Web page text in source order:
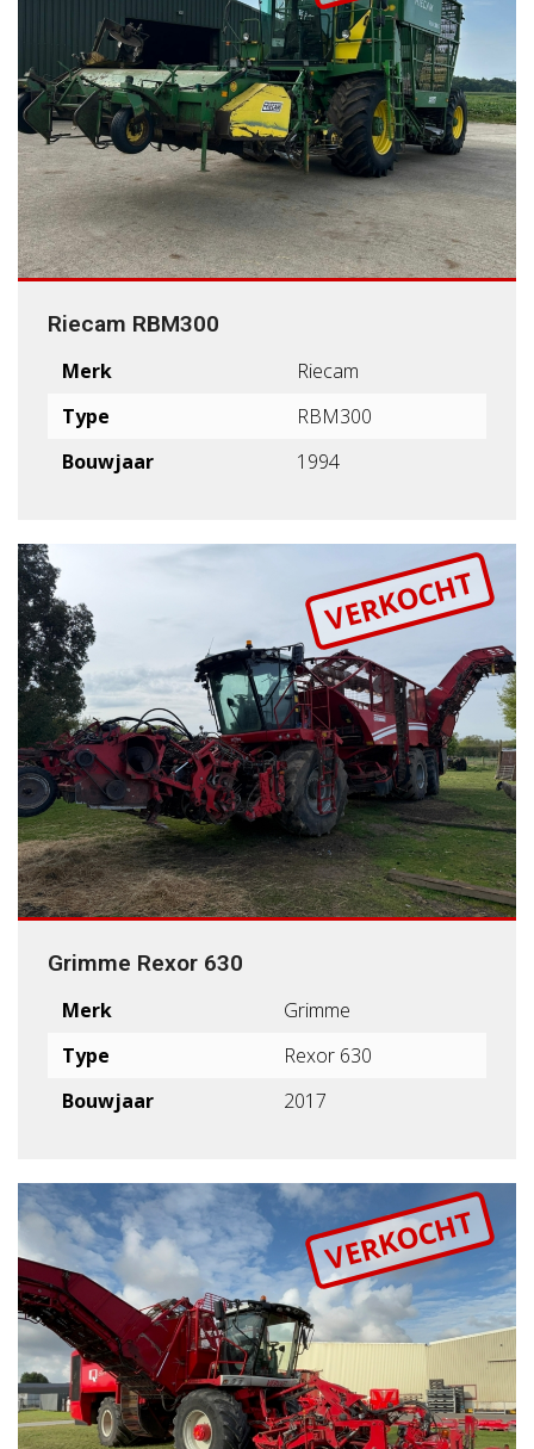
Riecam RBM300
Merk
Riecam
Type
RBM300
Bouwjaar
1994
VERKOCHT
Grimme Rexor 630
Merk
Grimme
Type
Rexor 630
Bouwjaar
2017
VERKOCHT